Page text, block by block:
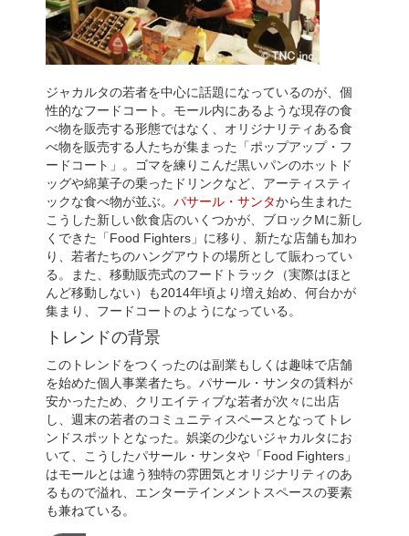
ジャカルタの若者を中心に話題になっているのが、個
性的なフードコート。モール内にあるような現存の食
べ物を販売する形態ではなく、オリジナリティある食
べ物を販売する人たちが集まった「ポップアップ・フ
ードコート」。ゴマを練りこんだ黒いパンのホットド
ッグや綿菓子の乗ったドリンクなど、アーティスティ
ックな食べ物が並ぶ。 パサール・サンタから生まれた
こうした新しい飲食店のいくつかが、ブロックMに新し
くできた「Food Fighters」に移り、新たな店舗も加わ
り、若者たちのハングアウトの場所として賑わってい
る。また、移動販売式のフードトラック（実際はほと
んど移動しない）も2014年頃より増え始め、何台かが
集まり、フードコートのようになっている。
トレンドの背景
このトレンドをつくったのは副業もしくは趣味で店舗
を始めた個人事業者たち。パサール・サンタの賃料が
安かったため、クリエイティブな若者が次々に出店
し、週末の若者のコミュニティスペースとなってトレ
ンドスポットとなった。娯楽の少ないジャカルタにお
いて、こうしたパサール・サンタや「Food Fighters」
はモールとは違う独特の雰囲気とオリジナリティのあ
るもので溢れ、エンターテインメントスペースの要素
も兼ねている。